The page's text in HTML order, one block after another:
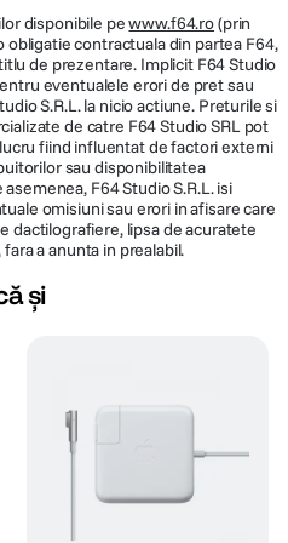
Mac. Mac-ul este conceput sa fie la
ca folosesti functia de oglindire
direct de pe Mac, copiezi text de pe
dispozitive cu aplicatia Find My
ele functioneaza impreuna
pixeli
disponibile pewww.f64.ro(prin
obligatie contractuala din partea F64,
de prezentare. Implicit F64 Studio
eventualele erori de pret sau
S.R.L. la nicio actiune. Preturile si
de catre F64 Studio SRL pot
fiind influentat de factori externi
sau disponibilitatea
F64 Studio S.R.L. isi
omisiuni sau erori in afisare care
dactilografiere, lipsa de acuratete
a anunta in prealabil.
și